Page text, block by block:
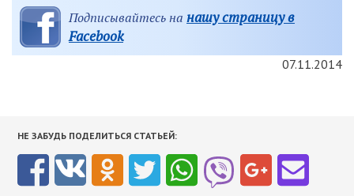
Подписывайтесь на нашу страницу в
Facebook
07.11.2014
НЕ ЗАБУДЬ ПОДЕЛИТЬСЯ СТАТЬЕЙ: